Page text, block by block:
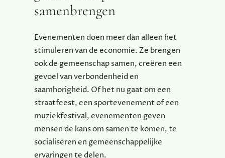
samenbrengen
Evenementen doen meer dan alleen het
stimuleren van de economie. Ze brengen
ook de gemeenschap samen, creëren een
gevoel van verbondenheid en
saamhorigheid. Of het nu gaat om een
straatfeest, een sportevenement of een
muziekfestival, evenementen geven
mensen de kans om samen te komen, te
socialiseren en gemeenschappelijke
ervaringen te delen.